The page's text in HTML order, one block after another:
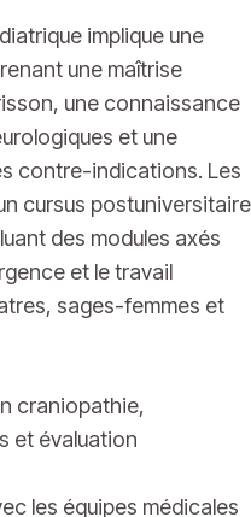
implique une
une maîtrise
une connaissance
et une
contre-indications. Les
cursus postuniversitaire
des modules axés
et le travail
sages-femmes et
craniopathie,
et évaluation
les équipes médicales